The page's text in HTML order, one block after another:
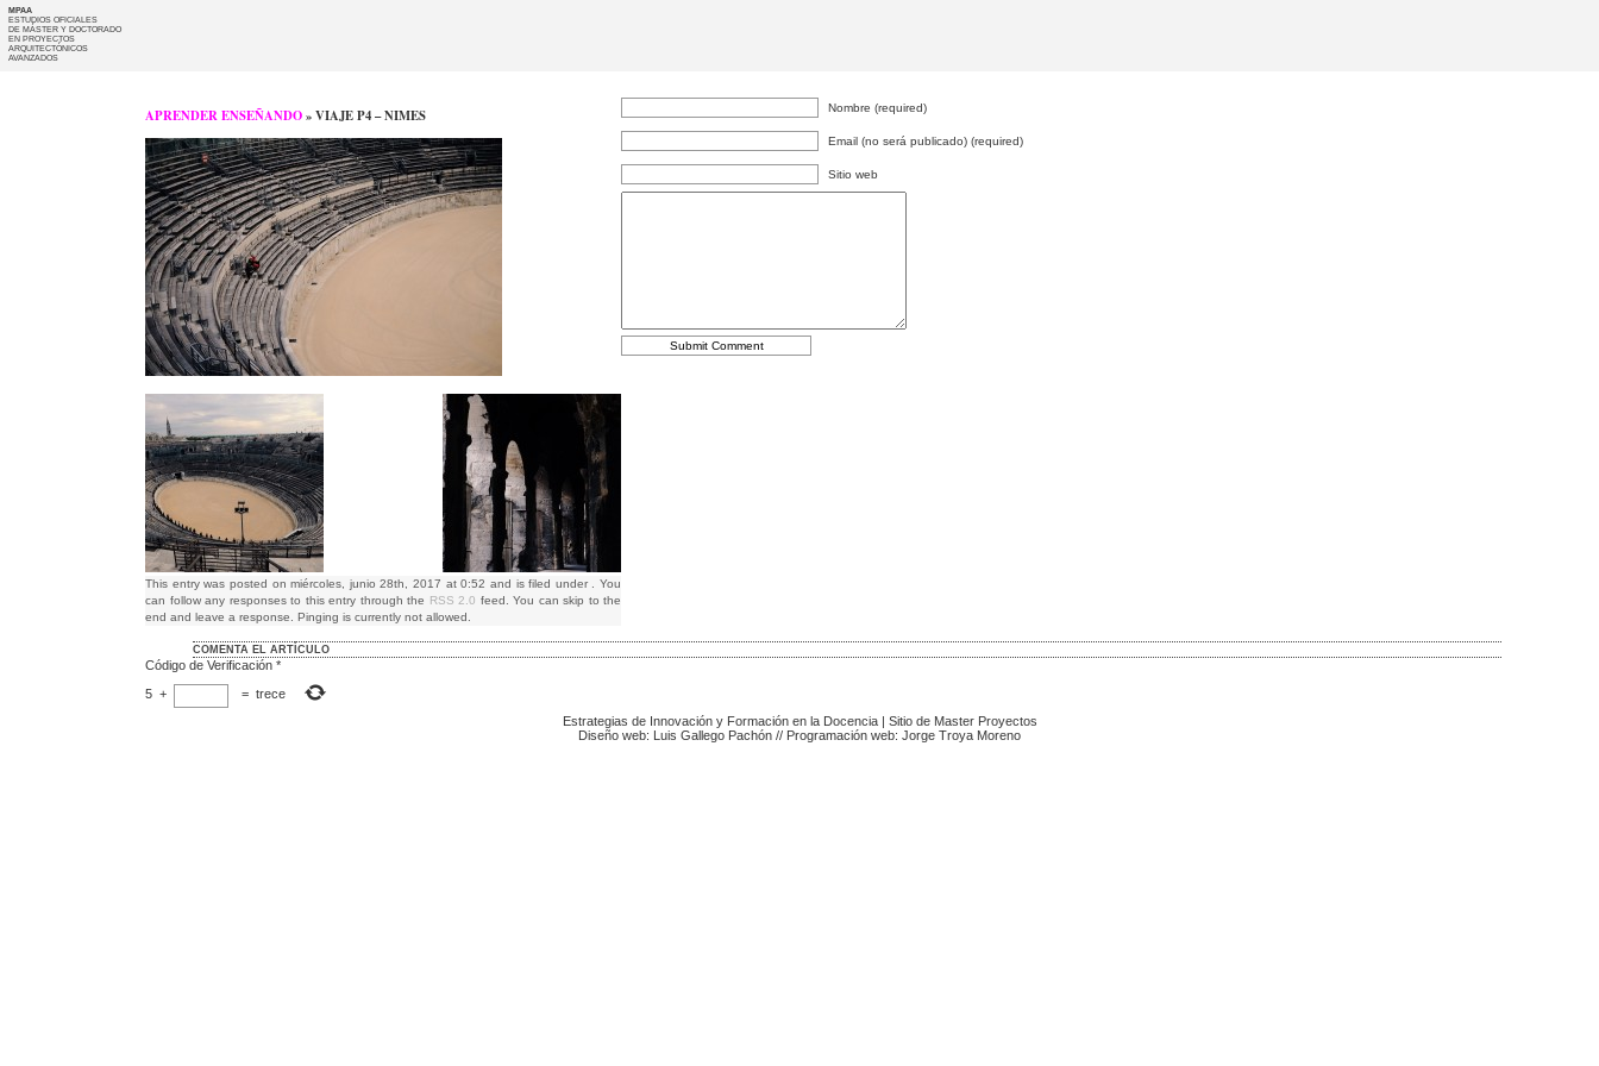
MPAA
ESTUDIOS OFICIALES
DE MÁSTER Y DOCTORADO
EN PROYECTOS
ARQUITECTÓNICOS
AVANZADOS
APRENDER ENSEÑANDO» VIAJE P4 – NIMES
This entry was posted on miércoles, junio 28th, 2017 at 0:52 and is filed under . You
can follow any responses to this entry through the RSS 2.0 feed. You can skip to the
end and leave a response. Pinging is currently not allowed.
COMENTA EL ARTÍCULO
Nombre (required)
Email (no será publicado) (required)
Sitio web
Código de Verificación *
5 + = trece
Estrategias de Innovación y Formación en la Docencia
Sitio de Master Proyectos
Diseño web: Luis Gallego Pachón // Programación web: Jorge Troya Moreno